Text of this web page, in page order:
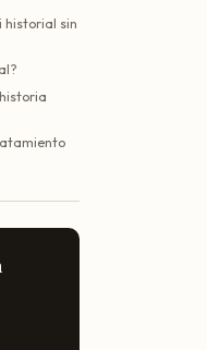
historial sin